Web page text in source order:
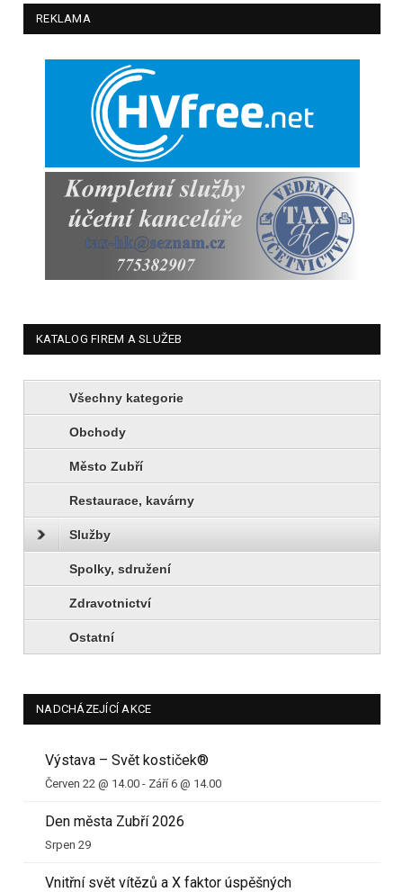
REKLAMA
KATALOG FIREM A SLUŽEB
Všechny kategorie
Obchody
Město Zubří
Restaurace, kavárny
Služby
Spolky, sdružení
Zdravotnictví
Ostatní
NADCHÁZEJÍCÍ AKCE
Výstava – Svět kostiček®
Červen 22 @ 14.00 - Září 6 @ 14.00
Den města Zubří 2026
Srpen 29
Vnitřní svět vítězů a X faktor úspěšných